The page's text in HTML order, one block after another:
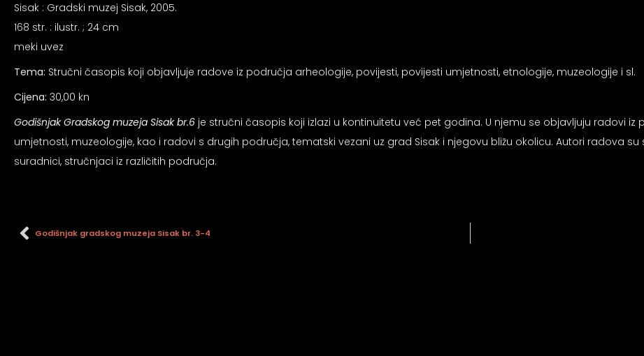
Sisak : Gradski muzej Sisak, 2005.
168 str. : ilustr. ; 24 cm
meki uvez
Tema: Stručni časopis koji objavljuje radove iz područja arheologije, povijesti, povijesti umjetnosti, etnologije, muzeologije i sl.
Cijena: 30,00 kn
Godišnjak Gradskog muzeja Sisak br.6 je stručni časopis koji izlazi u kontinuitetu već pet godina. U njemu se objavljuju radovi
umjetnosti, muzeologije, kao i radovi s drugih područja, tematski vezani uz grad Sisak i njegovu bližu okolicu. Autori radova
suradnici, stručnjaci iz različitih područja.
Godišnjak gradskog muzeja Sisak br. 3-4
profil za epilepsiju
prijateljski režim
za slijepe